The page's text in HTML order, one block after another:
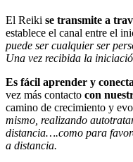
El Reiki se transmite a
establece el canal entre el
puede ser cualquier ser
Una vez recibida la
Es fácil aprender y
vez más contacto con
camino de crecimiento y
mismo, realizando
distancia….como para
a distancia.